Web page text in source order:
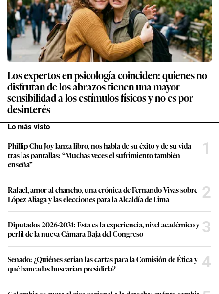
Los expertos en psicología coinciden: quienes no
disfrutan de los abrazos tienen una mayor
sensibilidad a los estímulos físicos y no es por
desinterés
Lo más visto
Phillip Chu Joy lanza libro, nos habla de su éxito y de su vida
tras las pantallas: “Muchas veces el sufrimiento también
enseña”
1
Rafael, amor al chancho, una crónica de Fernando Vivas sobre
López Aliaga y las elecciones para la Alcaldía de Lima
2
Diputados 2026-2031: Esta es la experiencia, nivel académico y
perfil de la nueva Cámara Baja del Congreso
3
Senado: ¿Quiénes serían las cartas para la Comisión de Ética y
qué bancadas buscarían presidirla?
4